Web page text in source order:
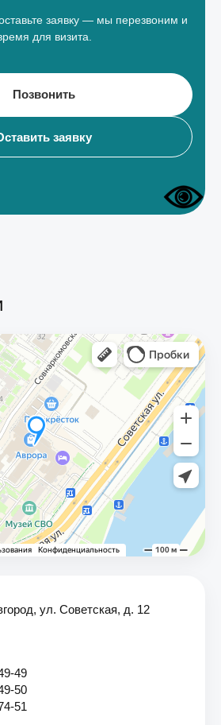
заявку — мы перезвоним и
для визита.
Позвонить
заявку
ул. Советская, д. 12
49
50
51